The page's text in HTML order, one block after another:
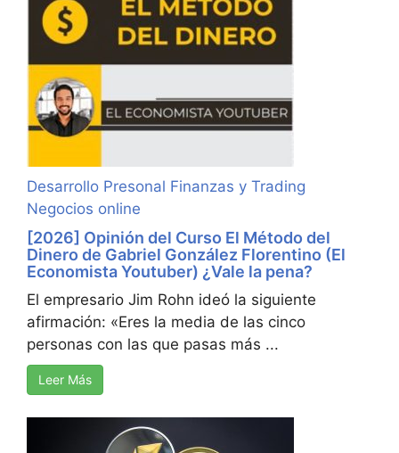
Desarrollo Presonal Finanzas y Trading
Negocios online
[2026] Opinión del Curso El Método del
Dinero de Gabriel González Florentino (El
Economista Youtuber) ¿Vale la pena?
El empresario Jim Rohn ideó la siguiente
afirmación: «Eres la media de las cinco
personas con las que pasas más ...
Leer Más